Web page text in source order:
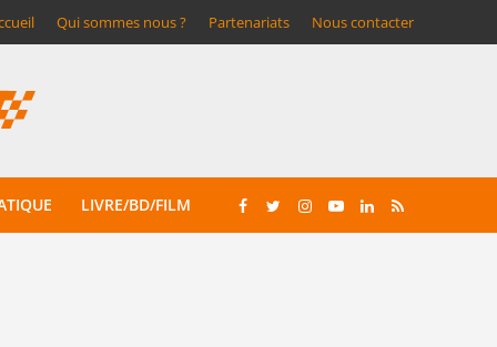
Qui sommes nous ? Partenariats Nous contacter
LIVRE/BD/FILM